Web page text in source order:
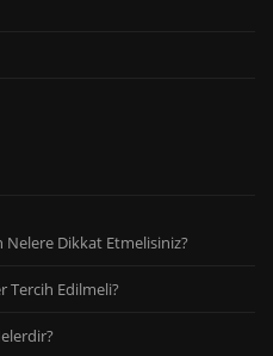
Nelere Dikkat Etmelisiniz?
Tercih Edilmeli?